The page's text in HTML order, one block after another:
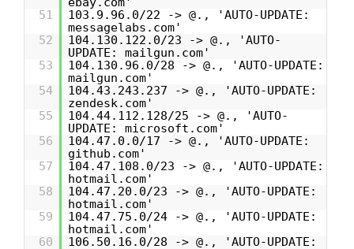
51
103.9.96.0/22 -> @., 'AUTO-UPDATE:
messagelabs.com'
52
104.130.122.0/23 -> @., 'AUTO-
UPDATE: mailgun.com'
53
104.130.96.0/28 -> @., 'AUTO-UPDATE:
mailgun.com'
54
104.43.243.237 -> @., 'AUTO-UPDATE:
zendesk.com'
55
104.44.112.128/25 -> @., 'AUTO-
UPDATE: microsoft.com'
56
104.47.0.0/17 -> @., 'AUTO-UPDATE:
github.com'
57
104.47.108.0/23 -> @., 'AUTO-UPDATE:
hotmail.com'
58
104.47.20.0/23 -> @., 'AUTO-UPDATE:
hotmail.com'
59
104.47.75.0/24 -> @., 'AUTO-UPDATE:
hotmail.com'
60
106.50.16.0/28 -> @., 'AUTO-UPDATE: